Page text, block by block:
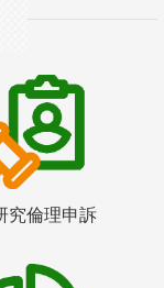
究倫理申訴